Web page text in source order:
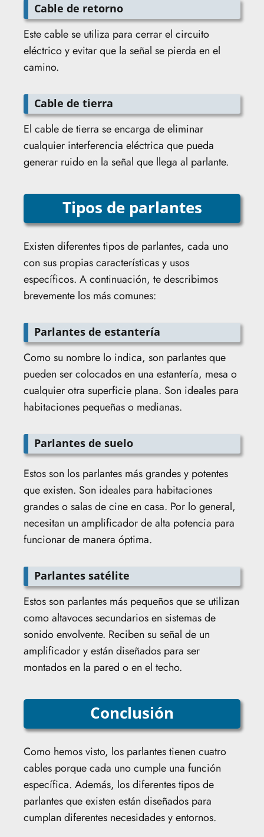
Cable de retorno
Este cable se utiliza para cerrar el circuito
eléctrico y evitar que la señal se pierda en el
camino.
Cable de tierra
El cable de tierra se encarga de eliminar
cualquier interferencia eléctrica que pueda
generar ruido en la señal que llega al parlante.
Tipos de parlantes
Existen diferentes tipos de parlantes, cada uno
con sus propias características y usos
específicos. A continuación, te describimos
brevemente los más comunes:
Parlantes de estantería
Como su nombre lo indica, son parlantes que
pueden ser colocados en una estantería, mesa o
cualquier otra superficie plana. Son ideales para
habitaciones pequeñas o medianas.
Parlantes de suelo
Estos son los parlantes más grandes y potentes
que existen. Son ideales para habitaciones
grandes o salas de cine en casa. Por lo general,
necesitan un amplificador de alta potencia para
funcionar de manera óptima.
Parlantes satélite
Estos son parlantes más pequeños que se utilizan
como altavoces secundarios en sistemas de
sonido envolvente. Reciben su señal de un
amplificador y están diseñados para ser
montados en la pared o en el techo.
Conclusión
Como hemos visto, los parlantes tienen cuatro
cables porque cada uno cumple una función
específica. Además, los diferentes tipos de
parlantes que existen están diseñados para
cumplan diferentes necesidades y entornos.